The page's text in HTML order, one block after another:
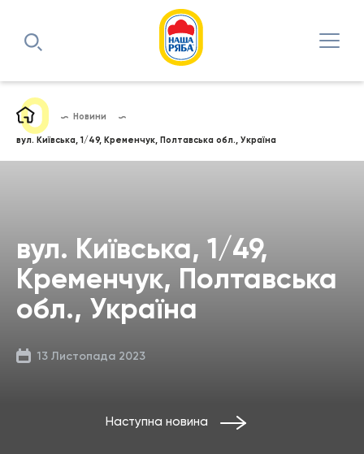
Новини
вул. Київська, 1/49, Кременчук, Полтавська обл., Україна
вул. Київська, 1/49,
Кременчук, Полтавська
обл., Україна
13 Листопада 2023
Наступна новина